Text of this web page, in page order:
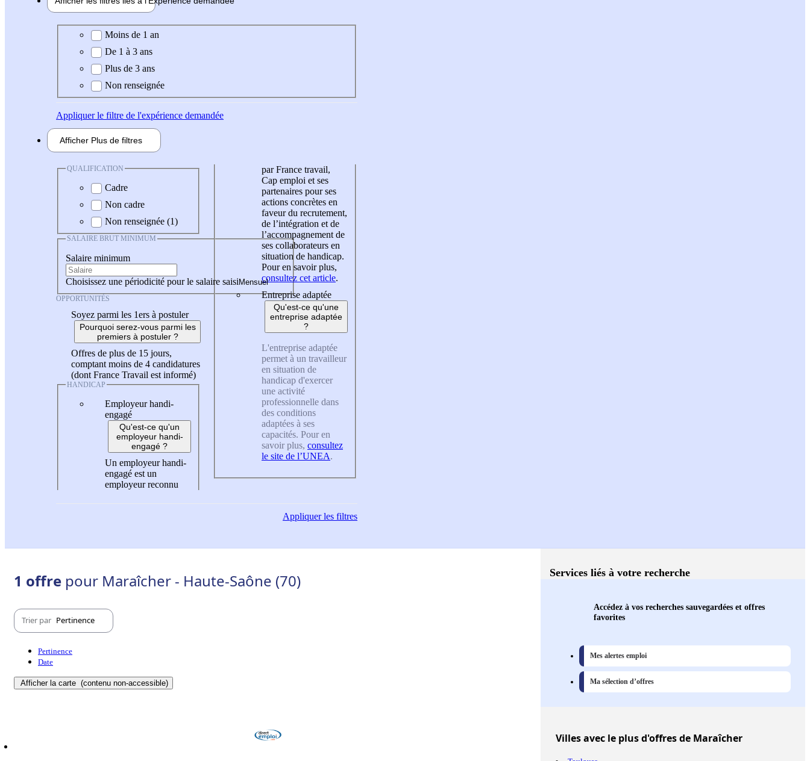
Expérience demandée
Moins de 1 an
De 1 à 3 ans
Plus de 3 ans
Non renseignée
Appliquerle filtre de l'expérience demandée
Afficher Plus de filtres
QUALIFICATION
Cadre
Non cadre
Non renseignée (1)
SALAIRE BRUT MINIMUM
Salaire minimum
Choisissez une périodicité pour le salaire saisi
OPPORTUNITÉS
Soyez parmi les 1ers à postuler
Pourquoi serez-vous parmi les
premiers à postuler ?
Offres de plus de 15 jours,
comptant moins de 4 candidatures
(dont France Travail est informé)
HANDICAP
Employeur handi-
engagé
Qu'est-ce qu'un
employeur handi-
engagé ?
Un employeur handi-
engagé est un
employeur reconnu
par France travail,
Cap emploi et ses
partenaires pour ses
actions concrètes en
faveur du recrutement,
de l’intégration et de
l’accompagnement de
ses collaborateurs en
situation de handicap.
Pour en savoir plus,
consultez cet article.
Entreprise adaptée
Qu'est-ce qu'une
entreprise adaptée
?
L'entreprise adaptée
permet à un travailleur
en situation de
handicap d'exercer
une activité
professionnelle dans
des conditions
adaptées à ses
capacités. Pour en
savoir plus, consultez
le site de l’UNEA.
Appliquerles filtres
1 offre pour Maraîcher - Haute-Saône (70)
Trier par Pertinence
Pertinence
Date
Afficher la carte (contenu non-accessible)
Services liés à votre recherche
Accédez à vos recherches sauvegardées et offres
favorites
Mes alertes emploi
Ma sélection d’offres
Villesavec le plus d'offres de Maraîcher